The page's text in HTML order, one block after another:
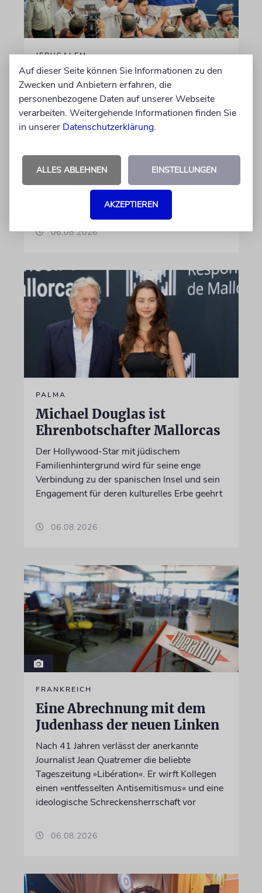
JERUSALEM
Großeltern umgebettet:
Theodor Herzls letzter Wille
ist erfüllt
Die Überreste von Schimon und Rikva Herzl,
Begründers und prägende Gestalten in
Theodor Herzls Jugend, wurden von Serbien
nach Israel überführt und auf dem Herzlberg
06.08.2026
PALMA
Michael Douglas ist
Ehrenbotschafter Mallorcas
Der Hollywood-Star mit jüdischem
Familienhintergrund wird für seine enge
Verbindung zu der spanischen Insel und sein
Engagement für deren kulturelles Erbe geehrt
06.08.2026
FRANKREICH
Eine Abrechnung mit dem
Judenhass der neuen Linken
Nach 41 Jahren verlässt der anerkannte
Journalist Jean Quatremer die beliebte
Tageszeitung »Libération«. Er wirft Kollegen
einen »entfesselten Antisemitismus« und eine
ideologische Schreckensherrschaft vor
06.08.2026
Auf dieser Seite können Sie Informationen zu den
Zwecken und Anbietern erfahren, die
personenbezogene Daten auf unserer Webseite
verarbeiten. Weitergehende Informationen finden Sie
in unserer Datenschutzerklärung.
ALLES ABLEHNEN EINSTELLUNGEN
AKZEPTIEREN